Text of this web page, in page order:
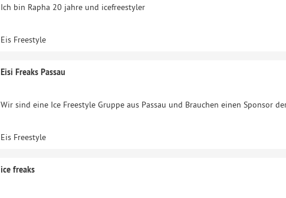
Ich bin Rapha 20 jahre und icefreestyler
Eis Freestyle
Eisi Freaks Passau
Wir sind eine Ice Freestyle Gruppe aus Passau und Brauchen einen Sponsor
Eis Freestyle
ice freaks